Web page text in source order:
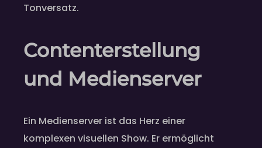
Tonversatz.
Contenterstellung
und Medienserver
Ein Medienserver ist das Herz einer
komplexen visuellen Show. Er ermöglicht